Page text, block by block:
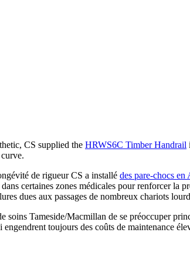
CS supplied the HRWS6C Timber Handrail
de rigueur CS a installé des pare-chocs
certaines zones médicales pour renforcer la
dues aux passages de nombreux chariots
Tameside/Macmillan de se préoccuper
toujours des coûts de maintenance